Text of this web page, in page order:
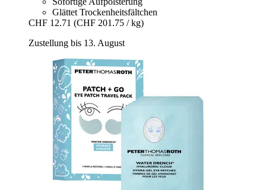
Glättet Trockenheitsfältchen
CHF 12.71 (CHF 201.75 / kg)
Zustellung bis 13. August